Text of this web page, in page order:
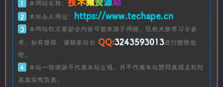
1 本网站名称：
2 本站永久网址： https://www.techape.cn
3
本网站的文章部分内容可能来源于网络，仅供大家学习与参
考，如有侵权，请联系站长 QQ:3243593013进行删除处
理。
4
本站一切资源不代表本站立场，并不代表本站赞同其观点和对
其真实性负责。